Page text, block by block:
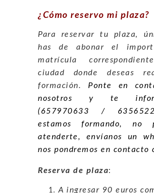
¿Cómo reservo mi plaza?
Para reservar tu plaza,
has de abonar el
matrícula
ciudad donde deseas
formación. Ponte en
nosotros y te
(657970633 /
estamos formando, no
atenderte, envíanos un
nos pondremos en contacto
Reserva de plaza:
A ingresar 90 euros